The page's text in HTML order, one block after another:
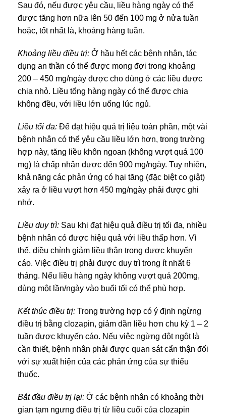
Sau đó, nếu được yêu cầu, liều hàng ngày có thể
được tăng hơn nữa lên 50 đến 100 mg ở nửa tuần
hoặc, tốt nhất là, khoảng hàng tuần.
Khoảng liều điều trị: Ở hầu hết các bệnh nhân, tác
dụng an thần có thể được mong đợi trong khoảng
200 – 450 mg/ngày được cho dùng ở các liều được
chia nhỏ. Liều tổng hàng ngày có thể được chia
không đều, với liều lớn uống lúc ngủ.
Liều tối đa: Để đạt hiệu quả trị liệu toàn phần, một vài
bệnh nhân có thể yêu cầu liều lớn hơn, trong trường
hợp này, tăng liều khôn ngoan (không vượt quá 100
mg) là chấp nhận được đến 900 mg/ngày. Tuy nhiên,
khả năng các phản ứng có hại tăng (đặc biệt co giật)
xảy ra ở liều vượt hơn 450 mg/ngày phải được ghi
nhớ.
Liều duy trì: Sau khi đạt hiệu quả điều trị tối đa, nhiều
bệnh nhân có được hiệu quả với liều thấp hơn. Vì
thế, điều chỉnh giảm liều thận trọng được khuyến
cáo. Việc điều trị phải được duy trì trong ít nhất 6
tháng. Nếu liều hàng ngày không vượt quá 200mg,
dùng một lần/ngày vào buổi tối có thể phù hợp.
Kết thúc điều trị: Trong trường hợp có ý định ngừng
điều trị bằng clozapin, giảm dần liều hơn chu kỳ 1 – 2
tuần được khuyến cáo. Nếu việc ngừng đột ngột là
cần thiết, bệnh nhân phải được quan sát cẩn thận đối
với sự xuất hiện của các phản ứng của sự thiếu
thuốc.
Bắt đầu điều trị lại: Ở các bệnh nhân có khoảng thời
gian tạm ngưng điều trị từ liều cuối của clozapin